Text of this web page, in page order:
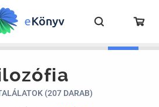
(207 DARAB)